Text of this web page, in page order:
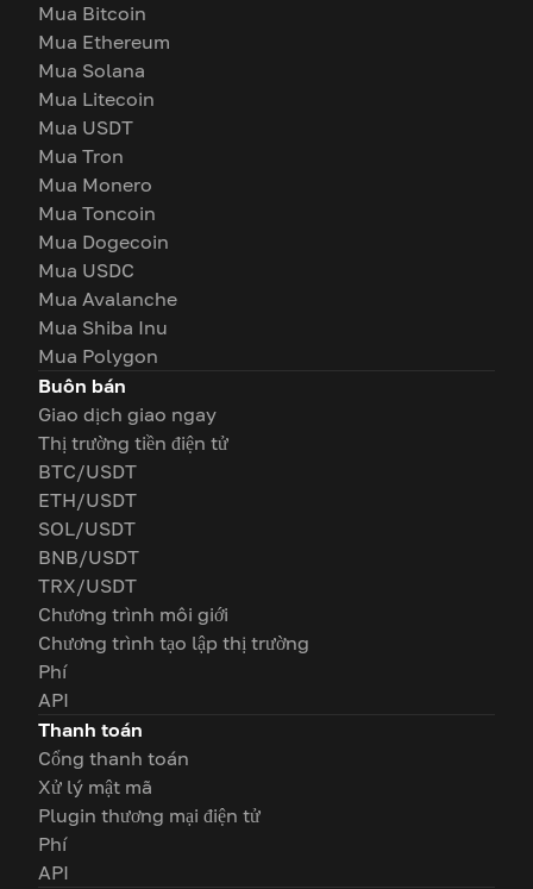
Mua Bitcoin
Mua Ethereum
Mua Solana
Mua Litecoin
Mua USDT
Mua Tron
Mua Monero
Mua Toncoin
Mua Dogecoin
Mua USDC
Mua Avalanche
Mua Shiba Inu
Mua Polygon
Buôn bán
Giao dịch giao ngay
Thị trường tiền điện tử
BTC/USDT
ETH/USDT
SOL/USDT
BNB/USDT
TRX/USDT
Chương trình môi giới
Chương trình tạo lập thị trường
Phí
API
Thanh toán
Cổng thanh toán
Xử lý mật mã
Plugin thương mại điện tử
Phí
API